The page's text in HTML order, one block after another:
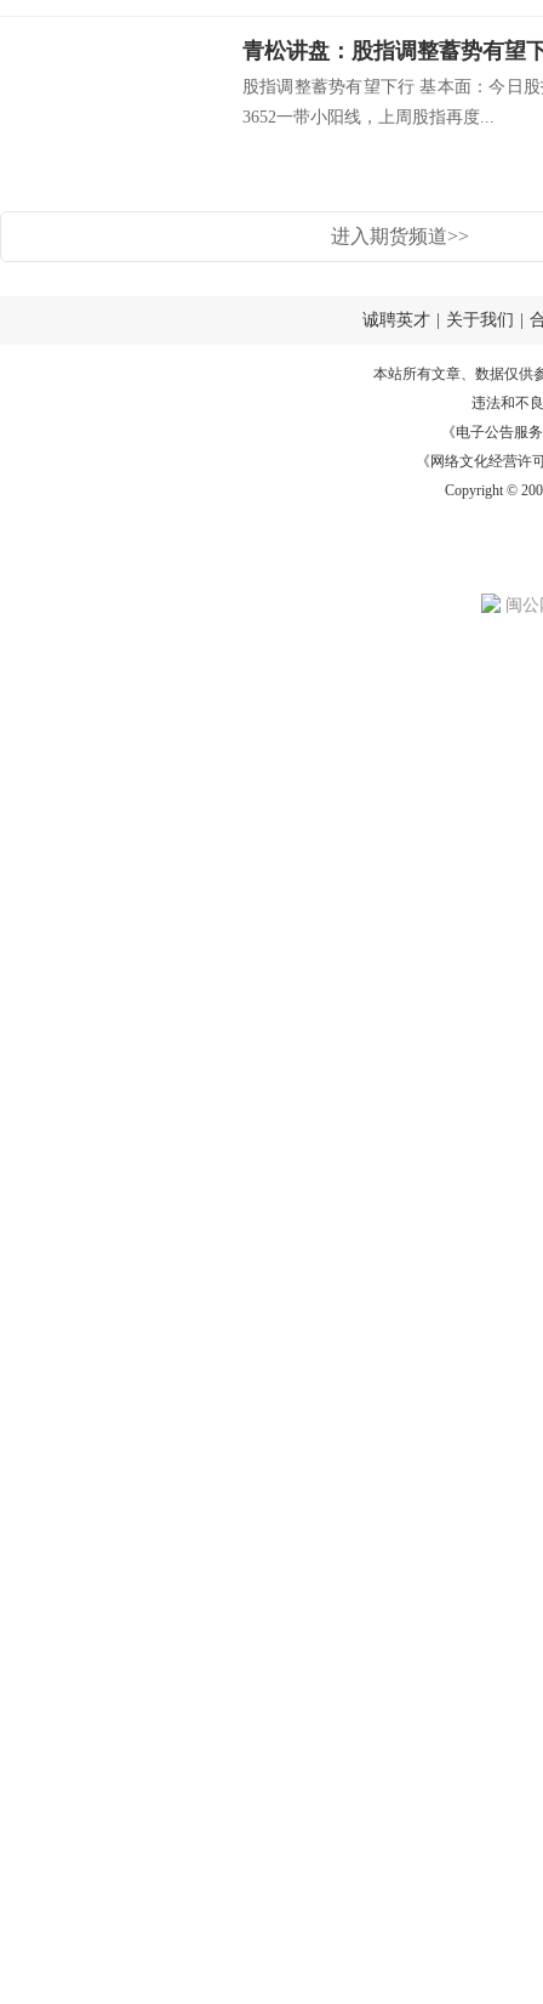
青松讲盘：股指调整蓄势有望
股指调整蓄势有望下行 基本面：今日
3652一带小阳线，上周股指再度...
进入期货频道>>
诚聘英才 关于我们
本站所有文章、数据仅供
违法和不
《电子公告服务
《网络文化经营许
Copyright ©
闽公